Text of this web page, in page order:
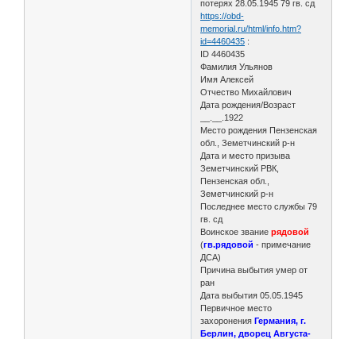
потерях 28.05.1945 79 гв. сд
https://obd-
memorial.ru/html/info.htm?
id=4460435 :
ID 4460435
Фамилия Ульянов
Имя Алексей
Отчество Михайлович
Дата рождения/Возраст
__.__.1922
Место рождения Пензенская
обл., Земетчинский р-н
Дата и место призыва
Земетчинский РВК,
Пензенская обл.,
Земетчинский р-н
Последнее место службы 79
гв. сд
Воинское званиерядовой
(гв.рядовой - примечание
ДСА)
Причина выбытия умер от
ран
Дата выбытия 05.05.1945
Первичное место
захороненияГермания, г.
Берлин, дворец Августа-